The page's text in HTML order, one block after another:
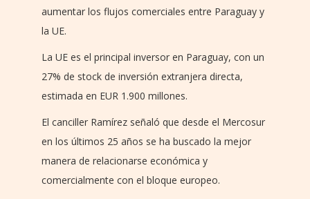
aumentar los flujos comerciales entre Paraguay y
la UE.
La UE es el principal inversor en Paraguay, con un
27% de stock de inversión extranjera directa,
estimada en EUR 1.900 millones.
El canciller Ramírez señaló que desde el Mercosur
en los últimos 25 años se ha buscado la mejor
manera de relacionarse económica y
comercialmente con el bloque europeo.